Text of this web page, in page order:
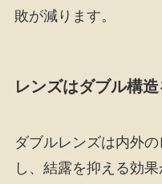
敗が減ります。
レンズはダブル構
ダブルレンズは内外
し、結露を抑える効